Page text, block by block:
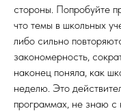
стороны. Попробуйте
что темы в школьных
либо сильно
закономерность,
наконец поняла, как
неделю. Это
программах, не знаю с